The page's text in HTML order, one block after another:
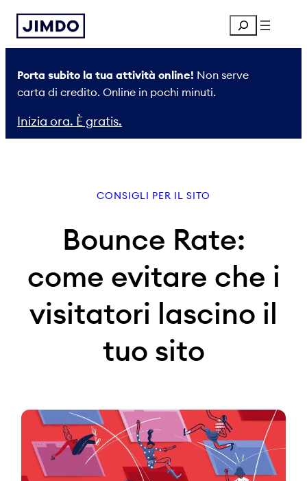
Vai
contenuto
Search
Porta subito la tua attività online! Non serve
carta di credito. Online in pochi minuti.
Inizia ora. È gratis.
CONSIGLI PER IL SITO
Bounce Rate:
come evitare che i
visitatori lascino il
tuo sito